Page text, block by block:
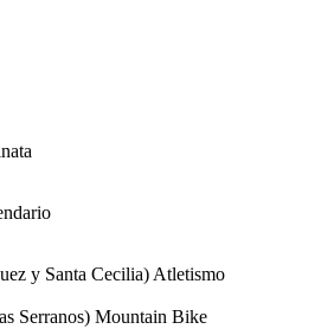
y Santa Cecilia) Atletismo
Serranos) Mountain Bike